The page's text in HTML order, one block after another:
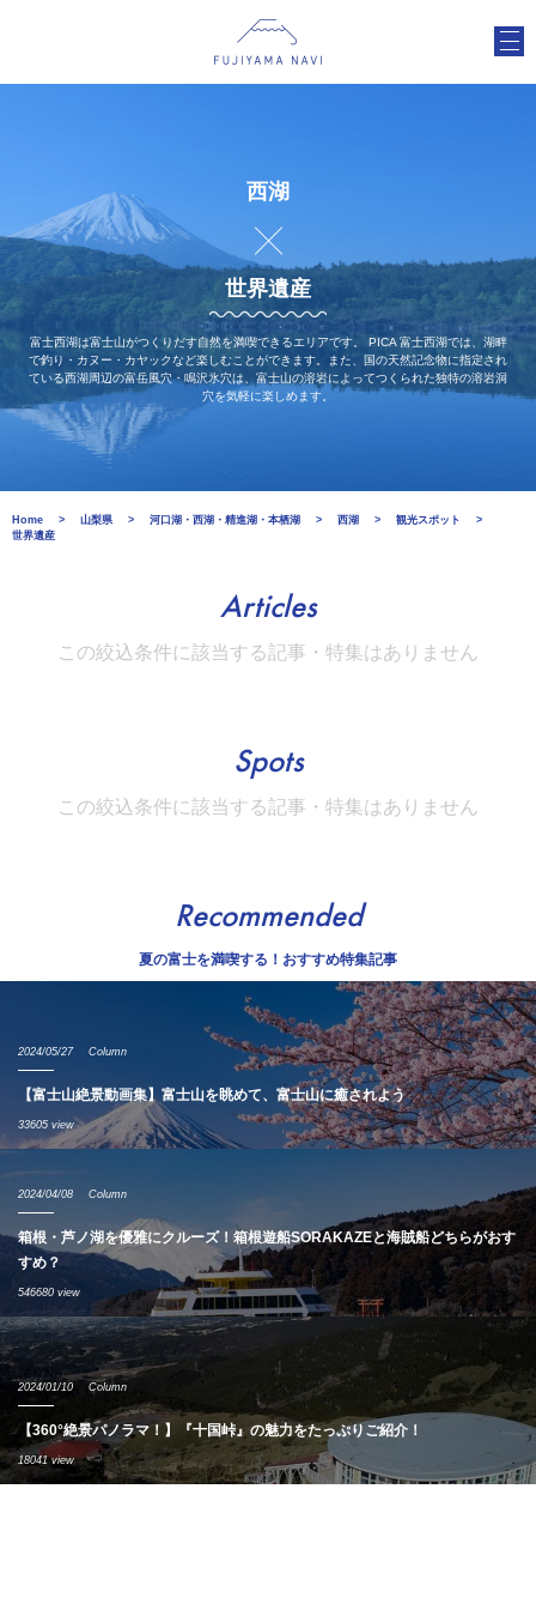
西湖
世界遺産
富士西湖は富士山がつくりだす自然を満喫できるエリアです。 PICA 富士西湖では、湖畔
で釣り・カヌー・カヤックなど楽しむことができます。また、国の天然記念物に指定され
ている西湖周辺の富岳風穴・鳴沢氷穴は、富士山の溶岩によってつくられた独特の溶岩洞
穴を気軽に楽しめます。
Home 山梨県 河口湖・西湖・精進湖・本栖湖 西湖
観光スポット
世界遺産
Articles
この絞込条件に該当する記事・特集はありません
Spots
この絞込条件に該当する記事・特集はありません
Recommended
夏の富士を満喫する！おすすめ特集記事
2024/05/27 Column
【富士山絶景動画集】富士山を眺めて、富士山に癒されよう
33605 view
2024/04/08 Column
箱根・芦ノ湖を優雅にクルーズ！箱根遊船SORAKAZEと海賊船どちらがおす
すめ？
546680 view
2024/01/10 Column
【360°絶景パノラマ！】『十国峠』の魅力をたっぷりご紹介！
18041 view